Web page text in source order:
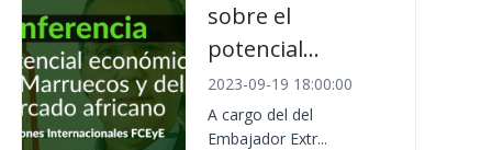
sobre el
potencial...
2023-09-19 18:00:00
A cargo del del
Embajador Extr...